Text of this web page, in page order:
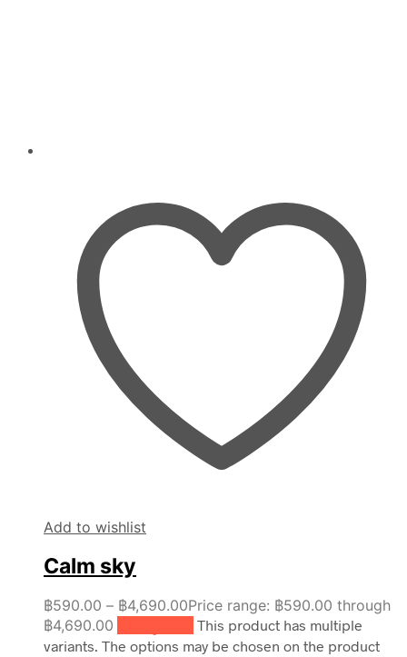
Add to wishlist
Calm sky
฿590.00 – ฿4,690.00Price range: ฿590.00 through
฿4,690.00
This product has multiple
variants. The options may be chosen on the product